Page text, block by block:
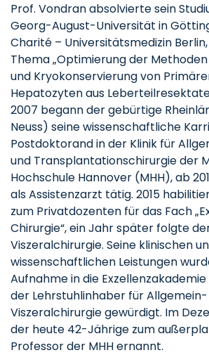
Prof. Vondran absolvierte sein
Georg-August-Universität in
Charité – Universitätsmedizin
Thema „Optimierung der
und Kryokonservierung von
Hepatozyten aus
2007 begann der gebürtige
Neuss) seine wissenschaftliche
Postdoktorand in der Klinik für
und Transplantationschirurgie der
Hochschule Hannover (MHH), ab
als Assistenzarzt tätig. 2015
zum Privatdozenten für das Fach
Chirurgie“, ein Jahr später folgte
Viszeralchirurgie. Seine klinischen
wissenschaftlichen Leistungen
Aufnahme in die
der Lehrstuhlinhaber für
Viszeralchirurgie gewürdigt. Im
der heute 42-Jährige zum
Professor der MHH ernannt.